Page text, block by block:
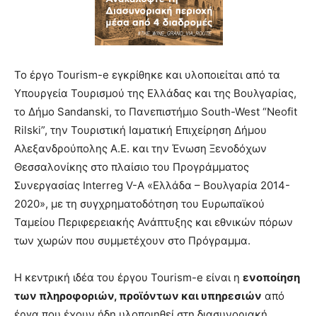
Το έργο Tourism-e εγκρίθηκε και υλοποιείται από τα
Υπουργεία Τουρισμού της Ελλάδας και της Βουλγαρίας,
το Δήμο Sandanski, το Πανεπιστήμιο South-West “Neofit
Rilski”, την Τουριστική Ιαματική Επιχείρηση Δήμου
Αλεξανδρούπολης Α.Ε. και την Ένωση Ξενοδόχων
Θεσσαλονίκης στο πλαίσιο του Προγράμματος
Συνεργασίας Interreg V-A «Ελλάδα – Βουλγαρία 2014-
2020», με τη συγχρηματοδότηση του Ευρωπαϊκού
Ταμείου Περιφερειακής Ανάπτυξης και εθνικών πόρων
των χωρών που συμμετέχουν στο Πρόγραμμα.
Η κεντρική ιδέα του έργου Tourism-e είναι η ενοποίηση
των πληροφοριών, προϊόντων και υπηρεσιών από